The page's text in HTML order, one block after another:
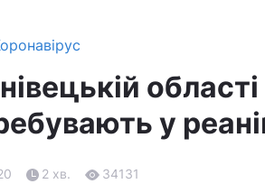
у
2 хв. 34131